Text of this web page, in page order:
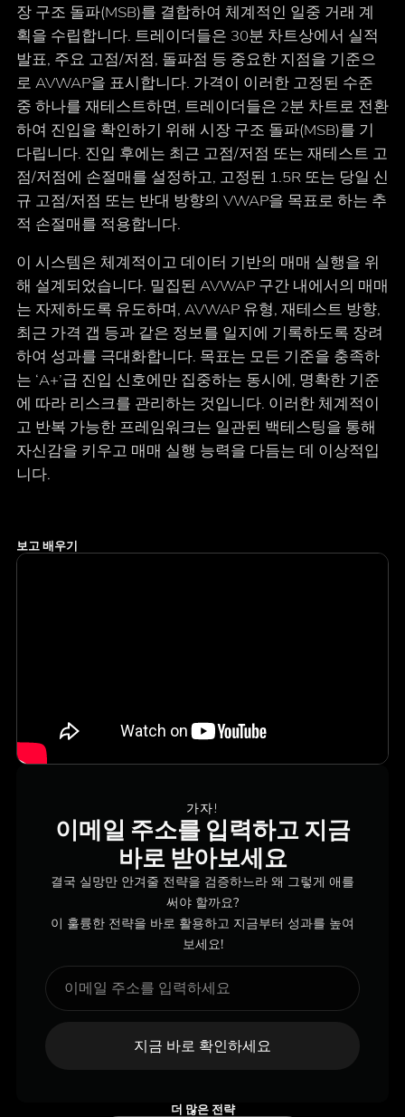
장 구조 돌파(MSB)를 결합하여 체계적인 일중 거래 계
획을 수립합니다. 트레이더들은 30분 차트상에서 실적
발표, 주요 고점/저점, 돌파점 등 중요한 지점을 기준으
로 AVWAP을 표시합니다. 가격이 이러한 고정된 수준
중 하나를 재테스트하면, 트레이더들은 2분 차트로 전환
하여 진입을 확인하기 위해 시장 구조 돌파(MSB)를 기
다립니다. 진입 후에는 최근 고점/저점 또는 재테스트 고
점/저점에 손절매를 설정하고, 고정된 1.5R 또는 당일 신
규 고점/저점 또는 반대 방향의 VWAP을 목표로 하는 추
적 손절매를 적용합니다.
이 시스템은 체계적이고 데이터 기반의 매매 실행을 위
해 설계되었습니다. 밀집된 AVWAP 구간 내에서의 매매
는 자제하도록 유도하며, AVWAP 유형, 재테스트 방향,
최근 가격 갭 등과 같은 정보를 일지에 기록하도록 장려
하여 성과를 극대화합니다. 목표는 모든 기준을 충족하
는 ‘A+’급 진입 신호에만 집중하는 동시에, 명확한 기준
에 따라 리스크를 관리하는 것입니다. 이러한 체계적이
고 반복 가능한 프레임워크는 일관된 백테스팅을 통해
자신감을 키우고 매매 실행 능력을 다듬는 데 이상적입
니다.
보고 배우기
가자!
이메일 주소를 입력하고 지금
바로 받아보세요
결국 실망만 안겨줄 전략을 검증하느라 왜 그렇게 애를
써야 할까요?
이 훌륭한 전략을 바로 활용하고 지금부터 성과를 높여
보세요!
지금 바로 확인하세요
더 많은 전략